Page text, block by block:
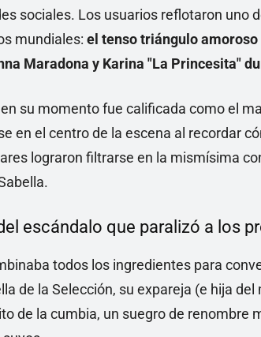
sociales. Los usuarios reflotaron uno
mundiales: el tenso triángulo
Maradona y Karina "La Princesita"
su momento fue calificada como el
en el centro de la escena al recordar
lograron filtrarse en la mismísima
escándalo que paralizó a los
todos los ingredientes para
de la Selección, su expareja (e hija
de la cumbia, un suegro de renombre